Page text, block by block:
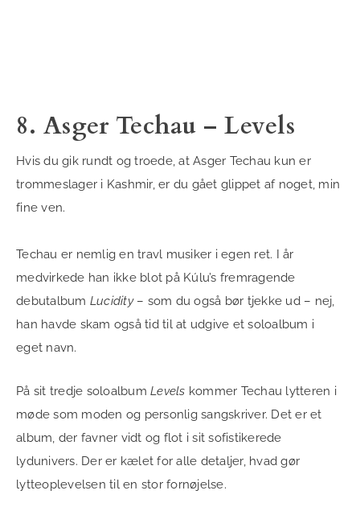
8. Asger Techau – Levels
Hvis du gik rundt og troede, at Asger Techau kun er
trommeslager i Kashmir, er du gået glippet af noget, min
fine ven.
Techau er nemlig en travl musiker i egen ret. I år
medvirkede han ikke blot på Kúlu’s fremragende
debutalbum Lucidity– som du også bør tjekke ud – nej,
han havde skam også tid til at udgive et soloalbum i
eget navn.
På sit tredje soloalbum Levels kommer Techau lytteren i
møde som moden og personlig sangskriver. Det er et
album, der favner vidt og flot i sit sofistikerede
lydunivers. Der er kælet for alle detaljer, hvad gør
lytteoplevelsen til en stor fornøjelse.